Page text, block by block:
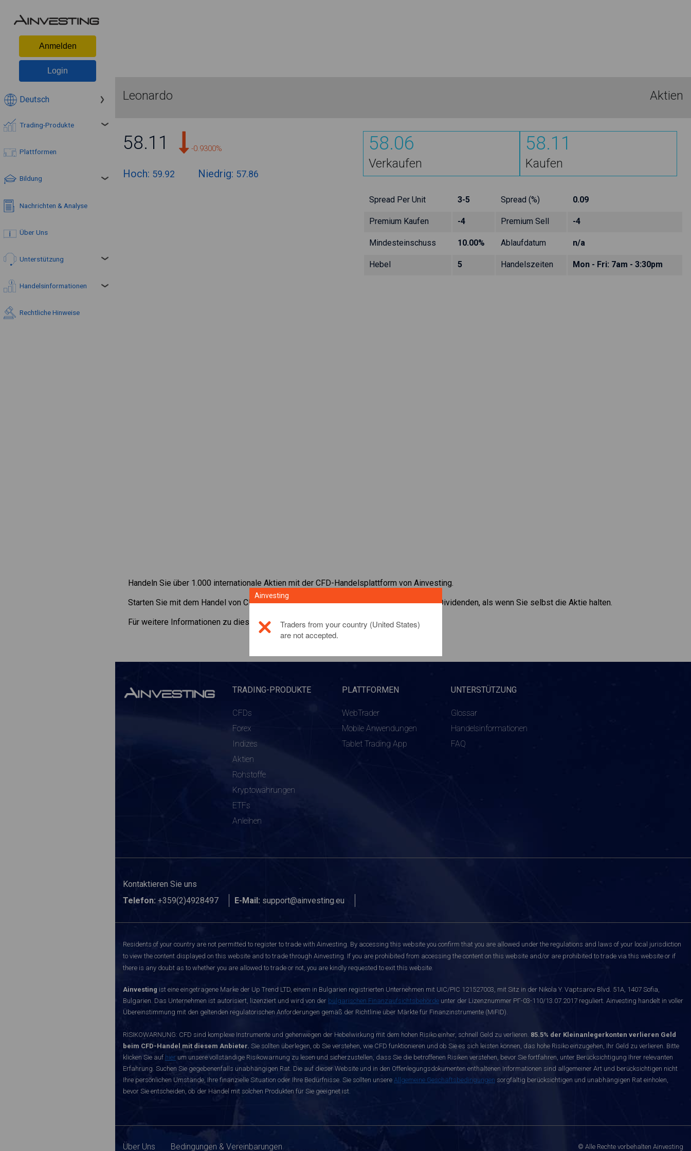
Anmelden
Login
Deutsch
Trading-Produkte
Plattformen
Bildung
Nachrichten & Analyse
Über Uns
Unterstützung
Handelsinformationen
Rechtliche Hinweise
Leonardo Aktien
58.11 -0.9300%
Hoch: 59.92 Niedrig: 57.86
58.06
Verkaufen
58.11
Kaufen
Spread Per Unit 3-5 Spread (%) 0.09
Premium Kaufen -4 Premium Sell -4
Mindesteinschuss 10.00% Ablaufdatum n/a
Hebel 5 Handelszeiten Mon - Fri: 7am - 3:30pm
Handeln Sie über 1.000 internationale Aktien mit der CFD-Handelsplattform von Ainvesting.
Starten Sie mit dem Handel von CFDs aufLeonardo. Erhalten Sie Echtzeit-Preise und Dividenden, als wenn Sie selbst die Aktie halten.
Für weitere Informationen zu diesem Anlageprodukt,klicken Sie hier
TRADING-PRODUKTE
CFDs
Forex
Indizes
Aktien
Rohstoffe
Kryptowährungen
ETFs
Anleihen
PLATTFORMEN
WebTrader
Mobile Anwendungen
Tablet Trading App
UNTERSTÜTZUNG
Glossar
Handelsinformationen
FAQ
Kontaktieren Sie uns
Telefon: +359(2)4928497 E-Mail: support@ainvesting.eu
Residents of your country are not permitted to register to trade with Ainvesting. By accessing this website you confirm that you are allowed under the regulations and laws of your local jurisdiction
to view the content displayed on this website and to trade through Ainvesting. If you are prohibited from accessing the content on this website and/or are prohibited to trade via this website or if
there is any doubt as to whether you are allowed to trade or not, you are kindly requested to exit this website.
Ainvesting ist eine eingetragene Marke der Up Trend LTD, einem in Bulgarien registrierten Unternehmen mit UIC/PIC 121527003, mit Sitz in der Nikola Y. Vaptsarov Blvd. 51A, 1407 Sofia,
Bulgarien. Das Unternehmen ist autorisiert, lizenziert und wird von der bulgarischen Finanzaufsichtsbehörde unter der Lizenznummer РГ-03-110/13.07.2017 reguliert. Ainvesting handelt in voller
Übereinstimmung mit den geltenden regulatorischen Anforderungen gemäß der Richtlinie über Märkte für Finanzinstrumente (MiFID).
RISIKOWARNUNG: CFD sind komplexe Instrumente und gehenwegen der Hebelwirkung mit dem hohen Risiko einher, schnell Geld zu verlieren. 85.5% der Kleinanlegerkonten verlieren Geld
beim CFD-Handel mit diesem Anbieter. Sie sollten überlegen, ob Sie verstehen, wie CFD funktionieren und ob Sie es sich leisten können, das hohe Risiko einzugehen, Ihr Geld zu verlieren. Bitte
klicken Sie auf hier um unsere vollständige Risikowarnung zu lesen und sicherzustellen, dass Sie die betroffenen Risiken verstehen, bevor Sie fortfahren, unter Berücksichtigung Ihrer relevanten
Erfahrung. Suchen Sie gegebenenfalls unabhängigen Rat. Die auf dieser Website und in den Offenlegungsdokumenten enthaltenen Informationen sind allgemeiner Art und berücksichtigen nicht
Ihre persönlichen Umstände, Ihre finanzielle Situation oder Ihre Bedürfnisse. Sie sollten unsere Allgemeine Geschäftsbedingungen sorgfältig berücksichtigen und unabhängigen Rat einholen,
bevor Sie entscheiden, ob der Handel mit solchen Produkten für Sie geeignet ist.
Über Uns Bedingungen & Vereinbarungen © Alle Rechte vorbehalten Ainvesting
Ainvesting
Traders from your country (United States)
are not accepted.